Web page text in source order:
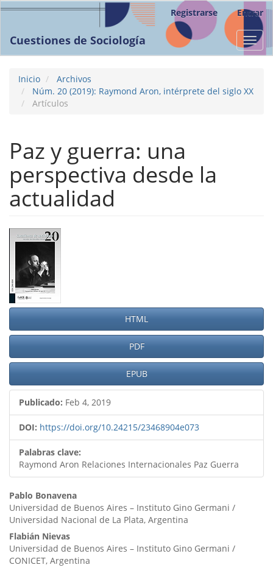
Navegación
principal
Barra
Registrarse Entrar
Cuestiones de Sociología
Inicio
Archivos
Núm. 20 (2019): Raymond Aron, intérprete del siglo XX
Artículos
Paz y guerra: una
perspectiva desde la
actualidad
Barra
lateral
del
artículo
HTML
PDF
EPUB
Publicado: Feb 4, 2019
DOI: https://doi.org/10.24215/23468904e073
Palabras clave:
Raymond Aron Relaciones Internacionales Paz Guerra
Contenido
principal
del
artículo
Pablo Bonavena
Universidad de Buenos Aires – Instituto Gino Germani /
Universidad Nacional de La Plata, Argentina
Flabián Nievas
Universidad de Buenos Aires – Instituto Gino Germani /
CONICET, Argentina